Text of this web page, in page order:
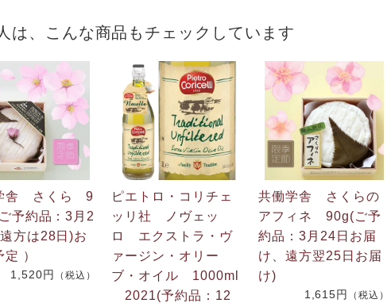
は、こんな商品もチェックしています
舎 さくら 9
予約品：3月2
方は28日)お
）
1,520円 （税込）
ピエトロ・コリチェ
ッリ社 ノヴェッ
ロ エクストラ・ヴ
ァージン・オリー
ブ・オイル 1000ml
2021(予約品：12
共働学舎 さくらの
アフィネ 90g(ご予
約品：3月24日お届
け、遠方翌25日お届
け)
1,615円 （税込）